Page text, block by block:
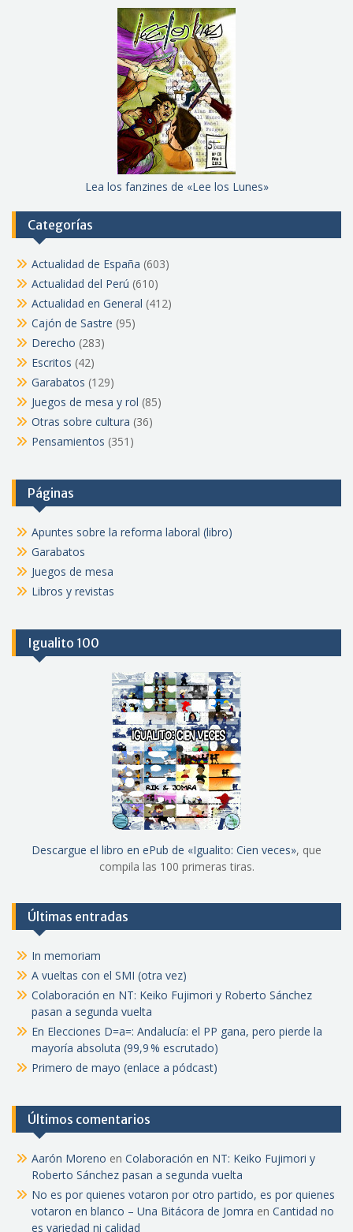
Lea los fanzines de «Lee los Lunes»
Categorías
Actualidad de España (603)
Actualidad del Perú (610)
Actualidad en General (412)
Cajón de Sastre (95)
Derecho (283)
Escritos (42)
Garabatos (129)
Juegos de mesa y rol (85)
Otras sobre cultura (36)
Pensamientos (351)
Páginas
Apuntes sobre la reforma laboral (libro)
Garabatos
Juegos de mesa
Libros y revistas
Igualito 100
Descargue el libro en ePub de «Igualito: Cien veces», que
compila las 100 primeras tiras.
Últimas entradas
In memoriam
A vueltas con el SMI (otra vez)
Colaboración en NT: Keiko Fujimori y Roberto Sánchez
pasan a segunda vuelta
En Elecciones D=a=: Andalucía: el PP gana, pero pierde la
mayoría absoluta (99,9 % escrutado)
Primero de mayo (enlace a pódcast)
Últimos comentarios
Aarón Moreno en Colaboración en NT: Keiko Fujimori y
Roberto Sánchez pasan a segunda vuelta
No es por quienes votaron por otro partido, es por quienes
votaron en blanco – Una Bitácora de Jomra en Cantidad no
es variedad ni calidad